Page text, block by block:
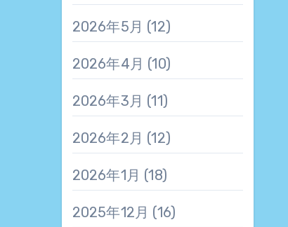
2026年5月 (12)
2026年4月 (10)
2026年3月 (11)
2026年2月 (12)
2026年1月 (18)
2025年12月 (16)